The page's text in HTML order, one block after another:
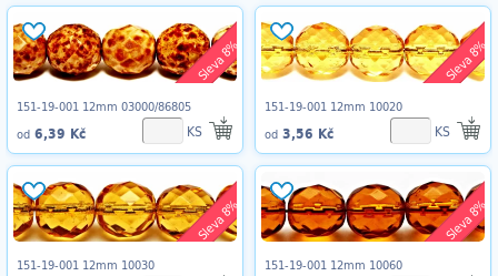
Sleva 8%
151-19-001 12mm 03000/86805
od 6,39 Kč KS
Sleva 8%
151-19-001 12mm 10020
od 3,56 Kč KS
Sleva 8%
151-19-001 12mm 10030
Sleva 8%
151-19-001 12mm 10060